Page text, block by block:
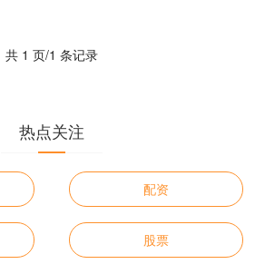
共 1 页/1 条记录
热点关注
配资
股票